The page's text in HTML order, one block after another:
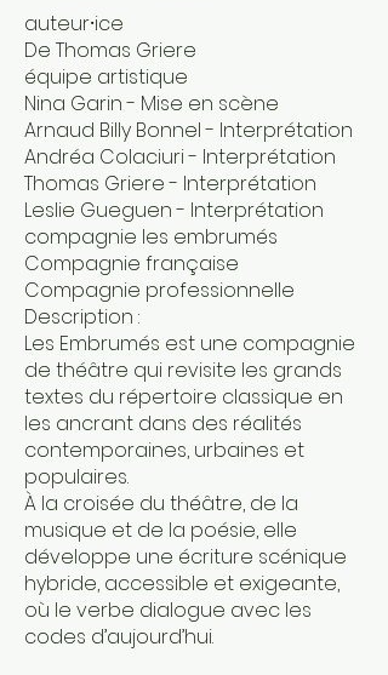
auteur⸱ice
De Thomas Griere
équipe artistique
Nina Garin - Mise en scène
Arnaud Billy Bonnel - Interprétation
Andréa Colaciuri - Interprétation
Thomas Griere - Interprétation
Leslie Gueguen - Interprétation
compagnie les embrumés
Compagnie française
Compagnie professionnelle
Description :
Les Embrumés est une compagnie
de théâtre qui revisite les grands
textes du répertoire classique en
les ancrant dans des réalités
contemporaines, urbaines et
populaires.
À la croisée du théâtre, de la
musique et de la poésie, elle
développe une écriture scénique
hybride, accessible et exigeante,
où le verbe dialogue avec les
codes d’aujourd’hui.